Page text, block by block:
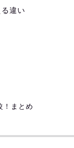
違い
まとめ